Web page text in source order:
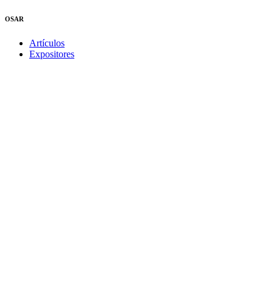
OSAR
Artículos
Expositores